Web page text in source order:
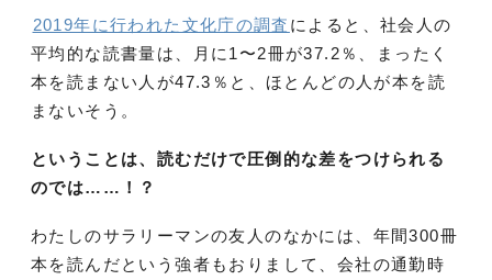
2019年に行われた文化庁の調査 によると、社会人の
平均的な読書量は、月に1〜2冊が37.2％、まったく
本を読まない人が47.3％と、ほとんどの人が本を読
まないそう。
ということは、読むだけで圧倒的な差をつけられる
のでは……！？
わたしのサラリーマンの友人のなかには、年間300冊
本を読んだという強者もおりまして、会社の通勤時